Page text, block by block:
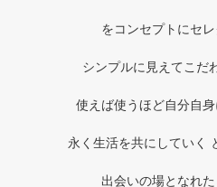
をコンセプトにセ
シンプルに見えてこだ
使えば使うほど自分自
永く生活を共にしていく
出会いの場となれ